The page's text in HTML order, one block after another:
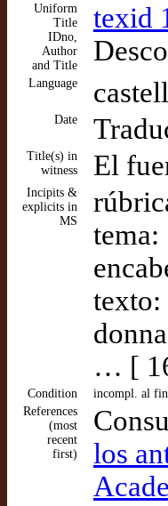
Uniform
Title
IDno,
Author
and Title
texid
Language
Date
Title(s) in
witness
El
Incipits &
explicits in
MS
texto:
… [
Condition
incompl. al
References
(most
recent
first)
los